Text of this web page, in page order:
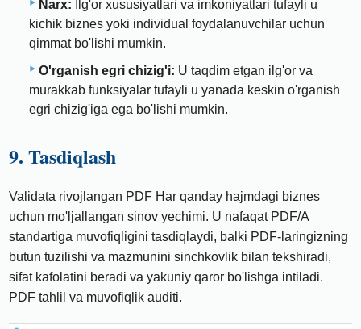
Narx: Ilg'or xususiyatlari va imkoniyatlari tufayli u
kichik biznes yoki individual foydalanuvchilar uchun
qimmat bo'lishi mumkin.
O'rganish egri chizig'i: U taqdim etgan ilg'or va
murakkab funksiyalar tufayli u yanada keskin o'rganish
egri chizig'iga ega bo'lishi mumkin.
9. Tasdiqlash
Validata rivojlangan PDF Har qanday hajmdagi biznes
uchun mo'ljallangan sinov yechimi. U nafaqat PDF/A
standartiga muvofiqligini tasdiqlaydi, balki PDF-laringizning
butun tuzilishi va mazmunini sinchkovlik bilan tekshiradi,
sifat kafolatini beradi va yakuniy qaror bo'lishga intiladi.
PDF tahlil va muvofiqlik auditi.